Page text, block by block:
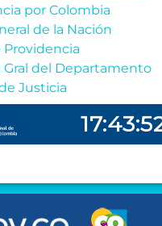
por Colombia
de la Nación
Providencia
Gral del Departamento
Justicia